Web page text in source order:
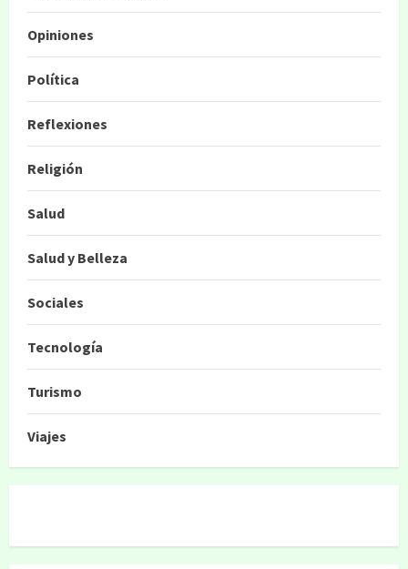
Opiniones
Política
Reflexiones
Religión
Salud
Salud y Belleza
Sociales
Tecnología
Turismo
Viajes